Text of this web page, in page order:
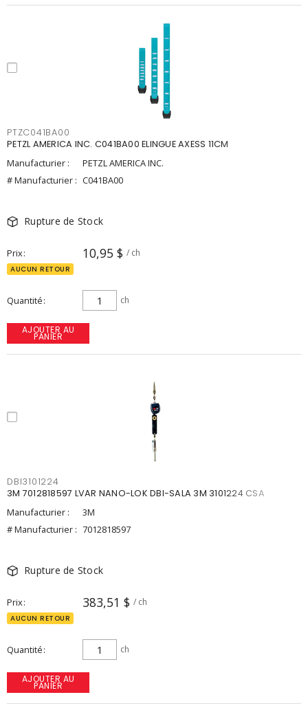
PTZC041BA00
PETZL AMERICA INC. C041BA00 ELINGUE AXESS 11CM
Manufacturier :
PETZL AMERICA INC.
# Manufacturier : C041BA00
Rupture de Stock
Prix 10,95 $ / ch
AUCUN RETOUR
Quantité ch
AJOUTER AU
PANIER
DBI3101224
3M 7012818597 LVAR NANO-LOK DBI-SALA 3M 3101224 CSA
Manufacturier :
3M
# Manufacturier : 7012818597
Rupture de Stock
Prix 383,51 $ / ch
AUCUN RETOUR
Quantité ch
AJOUTER AU
PANIER